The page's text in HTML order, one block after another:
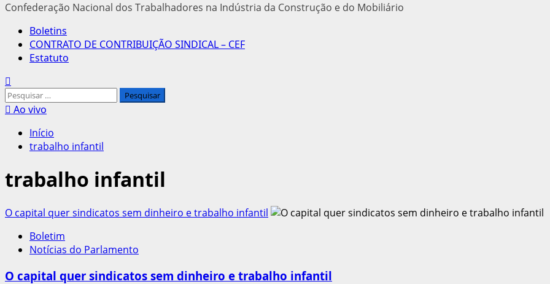
Confederação Nacional dos Trabalhadores na Indústria da Construção e do Mobiliário
Menu
principal
Boletins
CONTRATO DE CONTRIBUIÇÃO SINDICAL – CEF
Estatuto
Pesquisar
por:Ao vivo
Início
trabalho infantil
trabalho infantil
O capital quer sindicatos sem dinheiro e trabalho infantil
Boletim
Notícias do Parlamento
O capital quer sindicatos sem dinheiro e trabalho infantil